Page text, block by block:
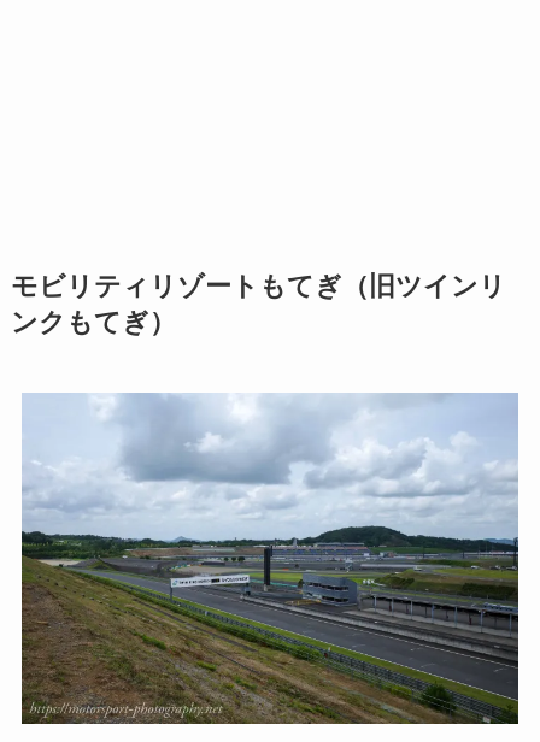
モビリティリゾートもてぎ（旧ツインリ
ンクもてぎ）